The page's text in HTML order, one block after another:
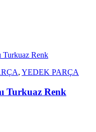
, YEDEK PARÇA
Turkuaz Renk